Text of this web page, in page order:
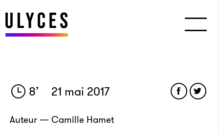
8’ 21 mai 2017
Auteur — Camille Hamet